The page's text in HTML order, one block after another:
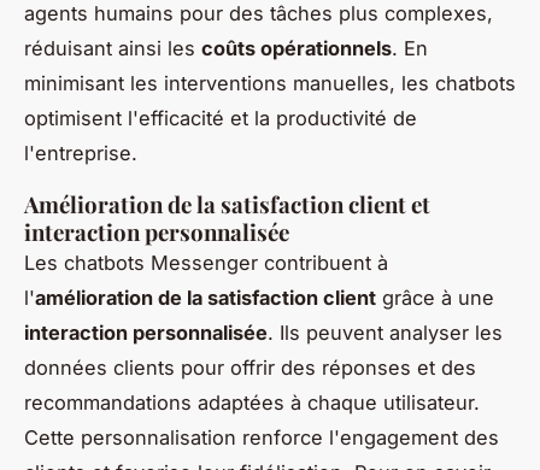
agents humains pour des tâches plus complexes,
réduisant ainsi les coûts opérationnels. En
minimisant les interventions manuelles, les chatbots
optimisent l'efficacité et la productivité de
l'entreprise.
Amélioration de la satisfaction client et
interaction personnalisée
Les chatbots Messenger contribuent à
l'amélioration de la satisfaction client grâce à une
interaction personnalisée. Ils peuvent analyser les
données clients pour offrir des réponses et des
recommandations adaptées à chaque utilisateur.
Cette personnalisation renforce l'engagement des